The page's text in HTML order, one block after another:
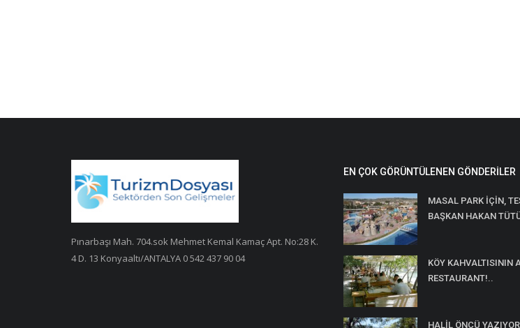
Pınarbaşı Mah. 704.sok Mehmet Kemal Kamaç Apt. No:28 K.
4 D. 13 Konyaaltı/ANTALYA 0 542 437 90 04
EN ÇOK GÖRÜNTÜLENEN GÖNDERILER
MASAL PARK İÇİN,
BAŞKAN HAKAN
KÖY KAHVALTISININ
RESTAURANT!..
HALİL ÖNCÜ